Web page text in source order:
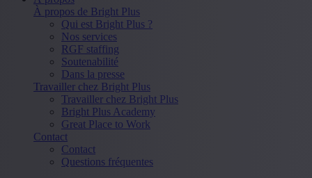
À propos de Bright Plus
Qui est Bright Plus ?
Nos services
RGF staffing
Soutenabilité
Dans la presse
Travailler chez Bright Plus
Travailler chez Bright Plus
Bright Plus Academy
Great Place to Work
Contact
Contact
Questions fréquentes